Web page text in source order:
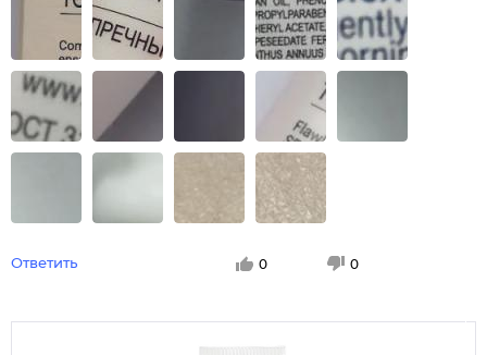
Ответить 0 0